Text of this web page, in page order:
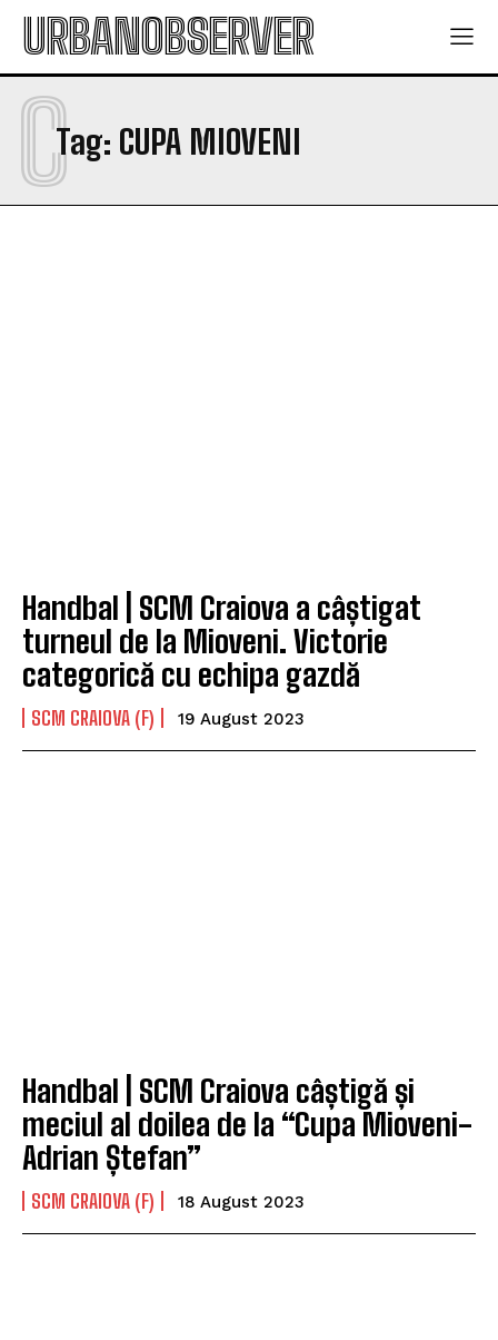
URBANOBSERVER
Tag: CUPA MIOVENI
C
Handbal | SCM Craiova a câștigat
turneul de la Mioveni. Victorie
categorică cu echipa gazdă
SCM CRAIOVA (F) 19 August 2023
Handbal | SCM Craiova câștigă și
meciul al doilea de la “Cupa Mioveni-
Adrian Ștefan”
SCM CRAIOVA (F) 18 August 2023